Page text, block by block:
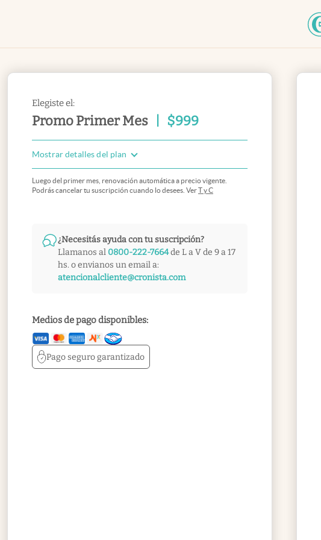
Elegiste el:
Promo Primer Mes $999
Mostrar detalles del plan
Luego del primer mes, renovación automática a precio vigente.
Podrás cancelar tu suscripción cuando lo desees. VerT y C
¿Necesitás ayuda con tu suscripción?
Llamanos al 0800-222-7664de L a V de 9 a 17
hs. o envianos un email a:
atencionalcliente@cronista.com
Medios de pago disponibles:
Pago segurogarantizado